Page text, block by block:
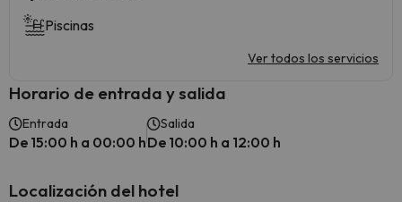
Piscinas
Ver todos los servicios
Horario de entrada y salida
Entrada
De 15:00 h a 00:00 h
Salida
De 10:00 h a 12:00 h
Localización del hotel